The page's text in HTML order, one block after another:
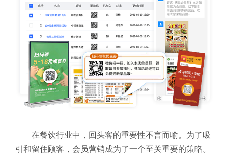
在餐饮行业中，回头客的重要性不言而喻。为了吸
引和留住顾客，会员营销成为了一个至关重要的策略。